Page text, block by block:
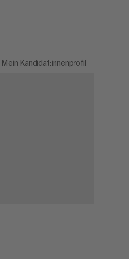
Mein Kandidat:innenprofil